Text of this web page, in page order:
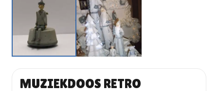
MUZIEKDOOS RETRO